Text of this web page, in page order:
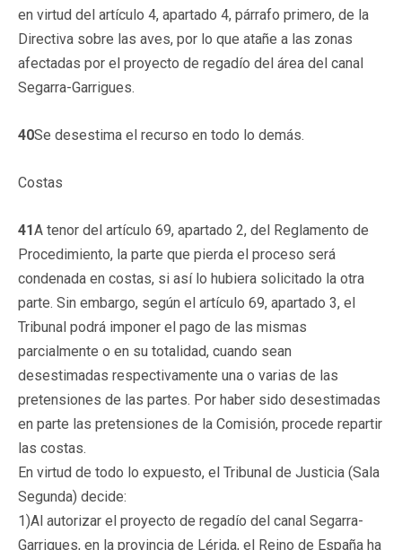
en virtud del artículo 4, apartado 4, párrafo primero, de la
Directiva sobre las aves, por lo que atañe a las zonas
afectadas por el proyecto de regadío del área del canal
Segarra-Garrigues.
40Se desestima el recurso en todo lo demás.
Costas
41A tenor del artículo 69, apartado 2, del Reglamento de
Procedimiento, la parte que pierda el proceso será
condenada en costas, si así lo hubiera solicitado la otra
parte. Sin embargo, según el artículo 69, apartado 3, el
Tribunal podrá imponer el pago de las mismas
parcialmente o en su totalidad, cuando sean
desestimadas respectivamente una o varias de las
pretensiones de las partes. Por haber sido desestimadas
en parte las pretensiones de la Comisión, procede repartir
las costas.
En virtud de todo lo expuesto, el Tribunal de Justicia (Sala
Segunda) decide:
1)Al autorizar el proyecto de regadío del canal Segarra-
Garrigues, en la provincia de Lérida, el Reino de España ha